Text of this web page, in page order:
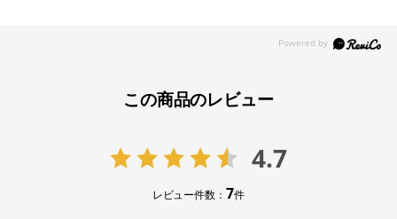
この商品のレビュー
4.7
レビュー件数：7件